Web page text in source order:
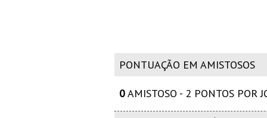
PONTUAÇÃO EM AMISTOSOS
0AMISTOSO - 2 PONTOS POR